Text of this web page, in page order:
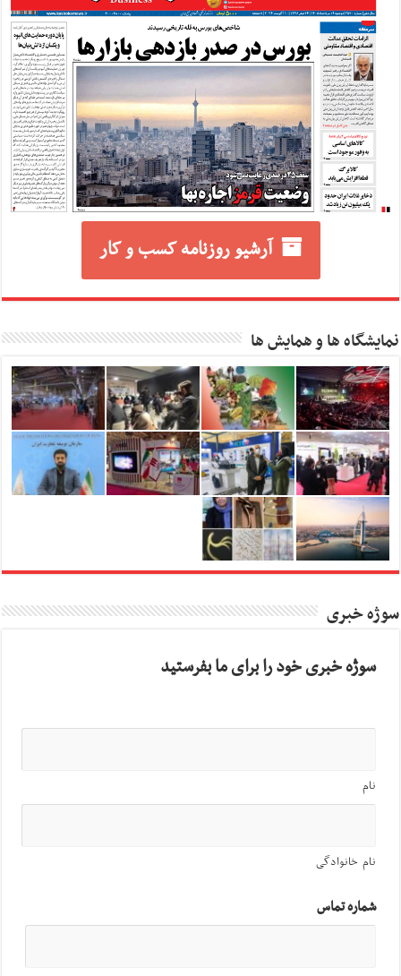
آرشیو روزنامه کسب و کار
نمایشگاه ها و همایش ها
سوژه خبری
سوژه خبری خود را برای ما بفرستید
نام
نام خانوادگی
شماره تماس